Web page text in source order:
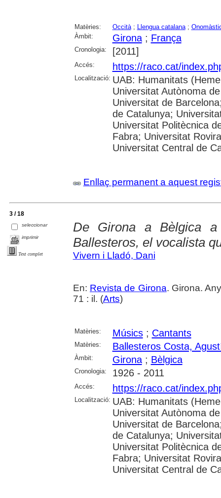
Matèries: Occità; Llengua catalana;
Àmbit:
Girona; França
Cronologia: [2011]
Accés: https://raco.cat/
Localització: UAB: Humanitats
Universitat Autònoma
Universitat de
de Catalunya;
Universitat Politècnica
Fabra; Universitat
Universitat Central de
Enllaç permanent a aquest
3 / 18
seleccionar
imprimir
Text complet
De Girona a Bèlgica
Ballesteros, el vocalista
Vivern i Lladó, Dani
En: Revista de Girona. Girona.
71 : il. (Arts)
Matèries: Músics; Cantants
Matèries: Ballesteros Costa,
Àmbit: Girona; Bèlgica
Cronologia: 1926 - 2011
Accés: https://raco.cat/
Localització: UAB: Humanitats
Universitat Autònoma
Universitat de
de Catalunya;
Universitat Politècnica
Fabra; Universitat
Universitat Central de